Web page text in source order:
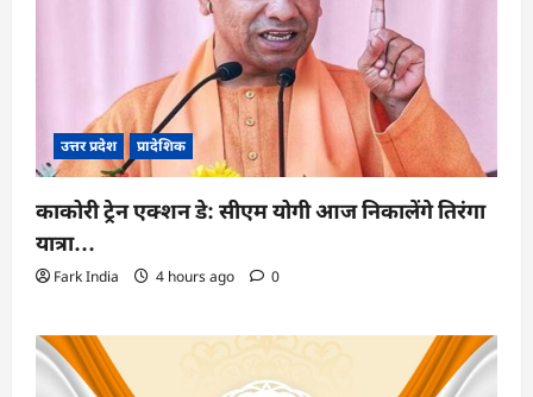
उत्तर प्रदेश प्रादेशिक
काकोरी ट्रेन एक्शन डे: सीएम योगी आज निकालेंगे तिरंगा
यात्रा…
Fark India 4 hours ago 0